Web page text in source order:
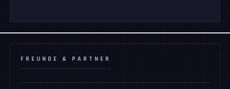
FREUNDE & PARTNER